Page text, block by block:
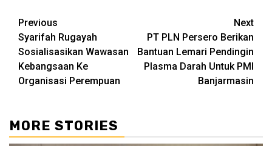
Continue
Reading
Previous
Syarifah Rugayah
Sosialisasikan Wawasan
Kebangsaan Ke
Organisasi Perempuan
Next
PT PLN Persero Berikan
Bantuan Lemari Pendingin
Plasma Darah Untuk PMI
Banjarmasin
MORE STORIES